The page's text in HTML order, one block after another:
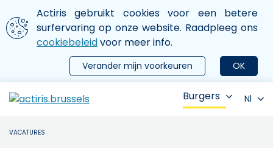
Aller au contenu principal
We gebruiken cookies
Actiris gebruikt cookies voor een betere
surfervaring op onze website. Raadpleeg ons
cookiebeleidvoor meer info.
OK
Verander mijn voorkeuren
le menu
Burgers Nl
VACATURES